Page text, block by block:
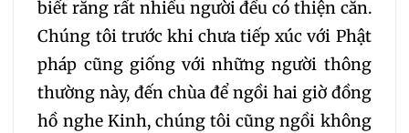
biết rằng rất nhiều người đều có thiện căn.
Chúng tôi trước khi chưa tiếp xúc với Phật
pháp cũng giống với những người thông
thường này, đến chùa để ngồi hai giờ đồng
hồ nghe Kinh, chúng tôi cũng ngồi không